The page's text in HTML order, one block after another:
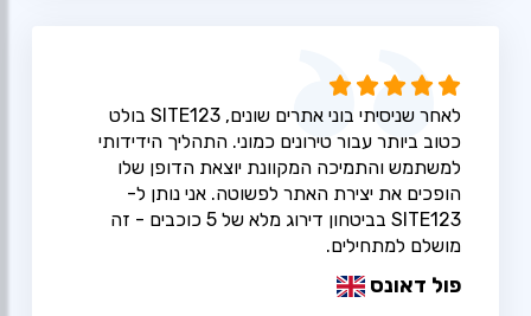
לאחר שניסיתי בוני אתרים שונים, SITE123 בולט
כטוב ביותר עבור טירונים כמוני. התהליך הידידותי
למשתמש והתמיכה המקוונת יוצאת הדופן שלו
הופכים את יצירת האתר לפשוטה. אני נותן ל-
SITE123 בביטחון דירוג מלא של 5 כוכבים - זה
מושלם למתחילים.
פול דאונס